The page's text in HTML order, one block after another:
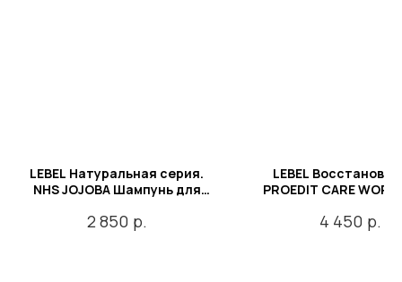
LEBEL Натуральная серия.
NHS JOJOBA Шампунь для
2 850 р.
LEBEL
PROEDIT CARE
увлажняющая для
4 450 р.